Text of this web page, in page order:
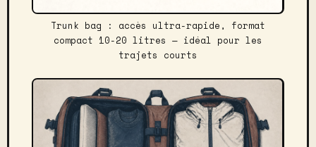
Trunk bag : accès ultra-rapide, format
compact 10-20 litres — idéal pour les
trajets courts